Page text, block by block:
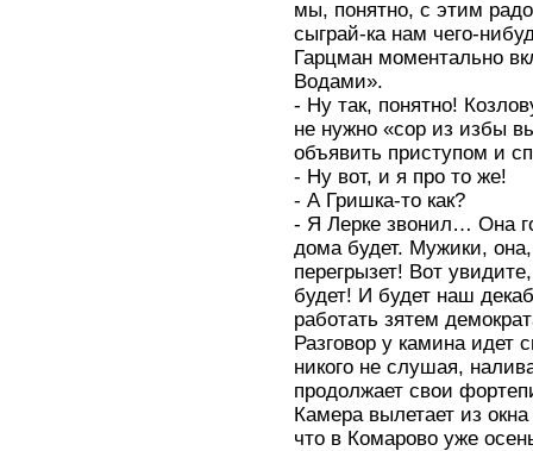
мы, понятно, с этим
сыграй-ка нам чего-
Гарцман моментально
Водами».
- Ну так, понятно!
не нужно «сор из избы
объявить приступом и
- Ну вот, и я про то же!
- А Гришка-то как?
- Я Лерке звонил… Она
дома будет. Мужики,
перегрызет! Вот
будет! И будет наш
работать зятем
Разговор у камина идет
никого не слушая,
продолжает свои
Камера вылетает из
что в Комарово уже